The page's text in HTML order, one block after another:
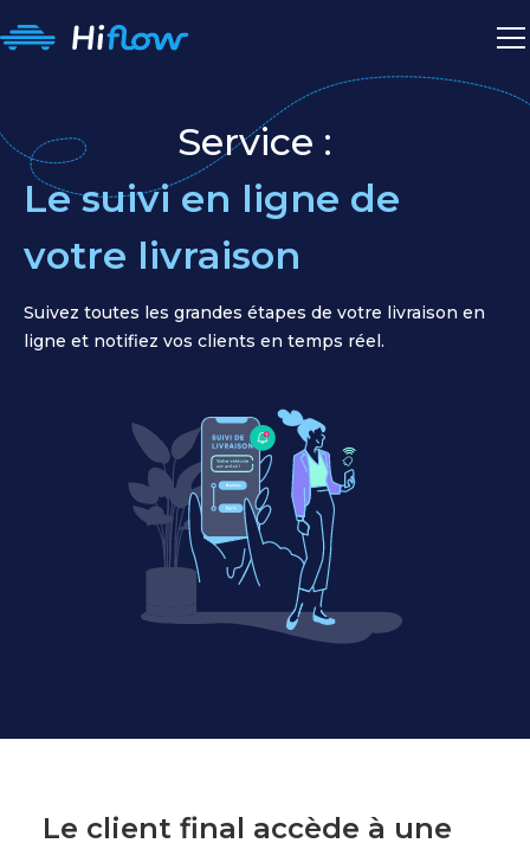
Service :
Le suivi en ligne de
votre livraison
Suivez toutes les grandes étapes de votre livraison en
ligne et notifiez vos clients en temps réel.
Le client final accède à une